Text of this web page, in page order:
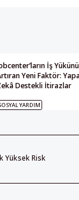
İş Yükünü
Yeni Faktör:
Destekli İtirazlar
YARDIM
Yüksek Risk